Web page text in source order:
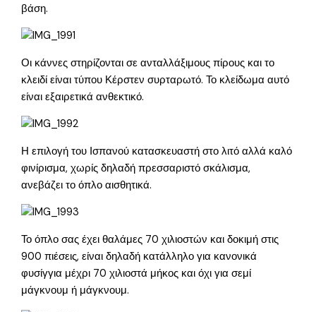
βάση.
Οι κάννες στηρίζονται σε ανταλλάξιμους πίρους και το
κλειδί είναι τύπου Κέρστεν συρταρωτό. Το κλείδωμα αυτό
είναι εξαιρετικά ανθεκτικό.
Η επιλογή του Ισπανού κατασκευαστή στο λιτό αλλά καλό
φινίρισμα, χωρίς δηλαδή πρεσσαριστό σκάλισμα,
ανεβάζει το όπλο αισθητικά.
Το όπλο σας έχει θαλάμες 70 χιλιοστών και δοκιμή στις
900 πιέσεις, είναι δηλαδή κατάλληλο για κανονικά
φυσίγγια μέχρι 70 χιλιοστά μήκος και όχι για σεμί
μάγκνουμ ή μάγκνουμ.